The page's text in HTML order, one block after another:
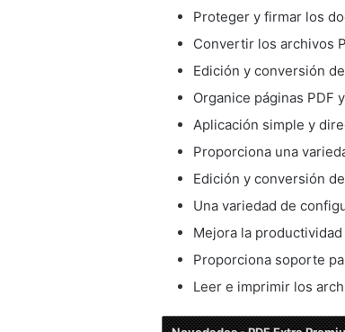
Proteger y firmar los
Convertir los archivos
Edición y conversión
Organice páginas PDF
Aplicación simple y
Proporciona una
Edición y conversión
Una variedad de
Mejora la
Proporciona soporte
Leer e imprimir los